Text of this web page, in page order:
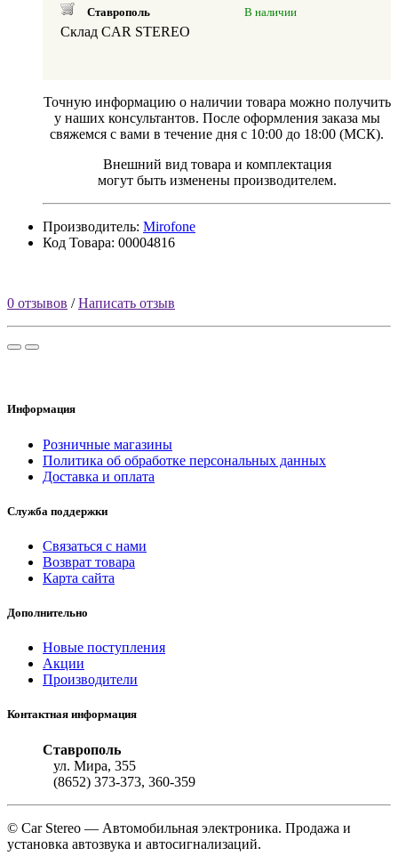
Ставрополь В наличии
Склад CAR STEREO
Точную информацию о наличии товара можно получить
у наших консультантов. После оформления заказа мы
свяжемся с вами в течение дня с 10:00 до 18:00 (МСК).
Внешний вид товара и комплектация
могут быть изменены производителем.
Производитель: Mirofone
Код Товара: 00004816
0 отзывов /Написать отзыв
Информация
Розничные магазины
Политика об обработке персональных данных
Доставка и оплата
Служба поддержки
Связаться с нами
Возврат товара
Карта сайта
Дополнительно
Новые поступления
Акции
Производители
Контактная информация
Ставрополь
ул. Мира, 355
(8652) 373-373, 360-359
© Car Stereo — Автомобильная электроника. Продажа и
установка автозвука и автосигнализаций.